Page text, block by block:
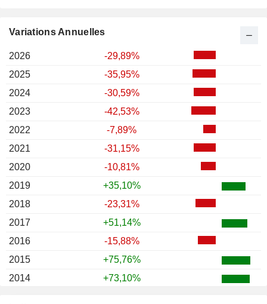
Variations Annuelles
2026
-29,89%
2025
-35,95%
2024
-30,59%
2023
-42,53%
2022
-7,89%
2021
-31,15%
2020
-10,81%
2019
+35,10%
2018
-23,31%
2017
+51,14%
2016
-15,88%
2015
+75,76%
2014
+73,10%